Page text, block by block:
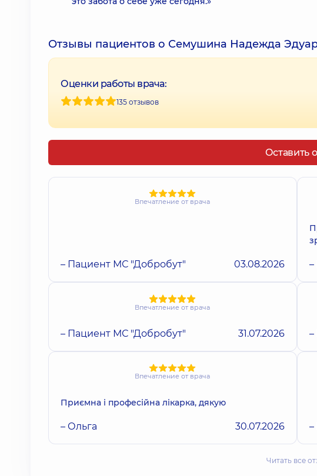
Отзывы пациентов о Семушина Надежда
Оценки работы врача:
135 отзывов
Оставить
Впечатление от врача
– Пациент МС "Добробут" 03.08.2026
Впечатление от врача
– Пациент МС "Добробут" 31.07.2026
Впечатление от врача
Приємна і професійна лікарка, дякую
– Ольга 30.07.2026
Читать все